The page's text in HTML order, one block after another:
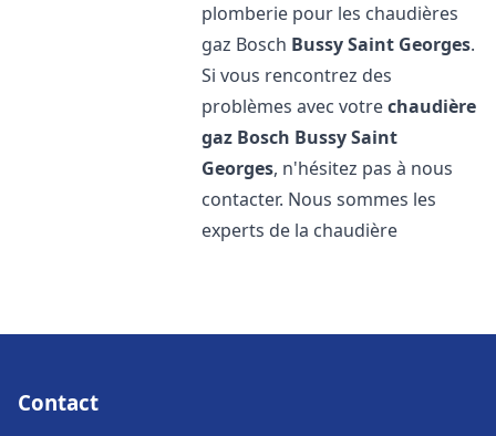
plomberie pour les chaudières
gaz Bosch Bussy Saint Georges.
Si vous rencontrez des
problèmes avec votrechaudière
gaz Bosch Bussy Saint
Georges, n'hésitez pas à nous
contacter. Nous sommes les
experts de la chaudière
Contact